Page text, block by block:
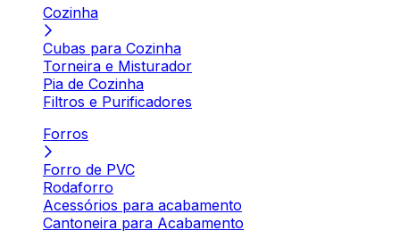
Cozinha
Cubas para Cozinha
Torneira e Misturador
Pia de Cozinha
Filtros e Purificadores
Forros
Forro de PVC
Rodaforro
Acessórios para acabamento
Cantoneira para Acabamento